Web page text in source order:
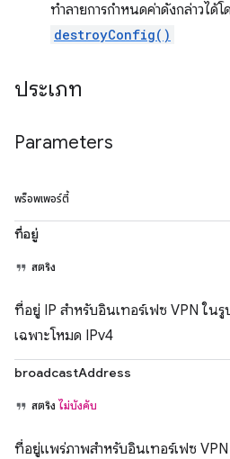
ทำลายการกำหนดค่าดังกล่าวได้โ
destroyConfig()
ประเภท
Parameters
พร็อพเพอร์ตี้
ที่อยู่
สตริง
ที่อยู่ IP สำหรับอินเทอร์เฟซ VPN ใน
เฉพาะโหมด IPv4
broadcastAddress
สตริง ไม่บังคับ
ที่อยู่แพร่ภาพสำหรับอินเทอร์เฟซ